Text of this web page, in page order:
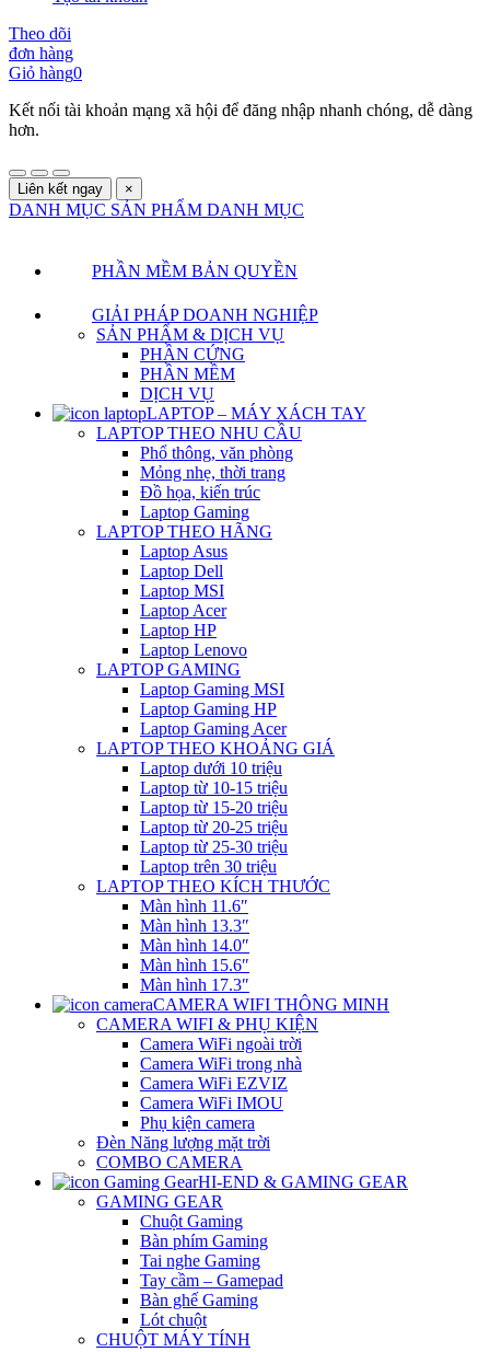
Theo dõi
đơn hàng
Giỏ hàng0
Kết nối tài khoản mạng xã hội để đăng nhập nhanh chóng, dễ dàng
hơn.
Liên kết ngay ×
DANH MỤC SẢN PHẨM DANH MỤC
PHẦN MỀM BẢN QUYỀN
GIẢI PHÁP DOANH NGHIỆP
SẢN PHẨM & DỊCH VỤ
PHẦN CỨNG
PHẦN MỀM
DỊCH VỤ
LAPTOP – MÁY XÁCH TAY
LAPTOP THEO NHU CẦU
Phổ thông, văn phòng
Mỏng nhẹ, thời trang
Đồ họa, kiến trúc
Laptop Gaming
LAPTOP THEO HÃNG
Laptop Asus
Laptop Dell
Laptop MSI
Laptop Acer
Laptop HP
Laptop Lenovo
LAPTOP GAMING
Laptop Gaming MSI
Laptop Gaming HP
Laptop Gaming Acer
LAPTOP THEO KHOẢNG GIÁ
Laptop dưới 10 triệu
Laptop từ 10-15 triệu
Laptop từ 15-20 triệu
Laptop từ 20-25 triệu
Laptop từ 25-30 triệu
Laptop trên 30 triệu
LAPTOP THEO KÍCH THƯỚC
Màn hình 11.6″
Màn hình 13.3″
Màn hình 14.0″
Màn hình 15.6″
Màn hình 17.3″
CAMERA WIFI THÔNG MINH
CAMERA WIFI & PHỤ KIỆN
Camera WiFi ngoài trời
Camera WiFi trong nhà
Camera WiFi EZVIZ
Camera WiFi IMOU
Phụ kiện camera
Đèn Năng lượng mặt trời
COMBO CAMERA
HI-END & GAMING GEAR
GAMING GEAR
Chuột Gaming
Bàn phím Gaming
Tai nghe Gaming
Tay cầm – Gamepad
Bàn ghế Gaming
Lót chuột
CHUỘT MÁY TÍNH